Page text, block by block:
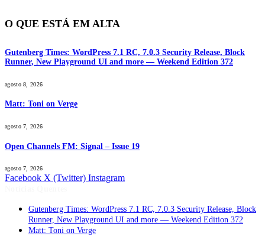
O QUE ESTÁ EM ALTA
Gutenberg Times: WordPress 7.1 RC, 7.0.3 Security Release, Block
Runner, New Playground UI and more — Weekend Edition 372
agosto 8, 2026
Matt: Toni on Verge
agosto 7, 2026
Open Channels FM: Signal – Issue 19
agosto 7, 2026
Facebook X (Twitter) Instagram
Gutenberg Times: WordPress 7.1 RC, 7.0.3 Security Release, Block
Runner, New Playground UI and more — Weekend Edition 372
Matt: Toni on Verge